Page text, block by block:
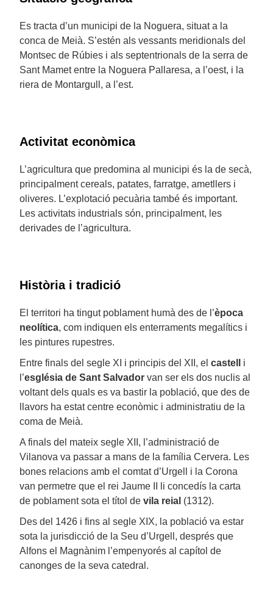
Es tracta d’un municipi de la Noguera, situat a la
conca de Meià. S’estén als vessants meridionals del
Montsec de Rúbies i als septentrionals de la serra de
Sant Mamet entre la Noguera Pallaresa, a l’oest, i la
riera de Montargull, a l’est.
Activitat econòmica
L’agricultura que predomina al municipi és la de secà,
principalment cereals, patates, farratge, ametllers i
oliveres. L’explotació pecuària també és important.
Les activitats industrials són, principalment, les
derivades de l’agricultura.
Història i tradició
El territori ha tingut poblament humà des de l’època
neolítica, com indiquen els enterraments megalítics i
les pintures rupestres.
Entre finals del segle XI i principis del XII, el castell
i
l’església de Sant Salvador van ser els dos nuclis al
voltant dels quals es va bastir la població, que des de
llavors ha estat centre econòmic i administratiu de la
coma de Meià.
A finals del mateix segle XII, l’administració de
Vilanova va passar a mans de la família Cervera. Les
bones relacions amb el comtat d’Urgell i la Corona
van permetre que el rei Jaume II li concedís la carta
de poblament sota el títol de vila reial (1312).
Des del 1426 i fins al segle XIX, la població va estar
sota la jurisdicció de la Seu d’Urgell, després que
Alfons el Magnànim l’empenyorés al capítol de
canonges de la seva catedral.